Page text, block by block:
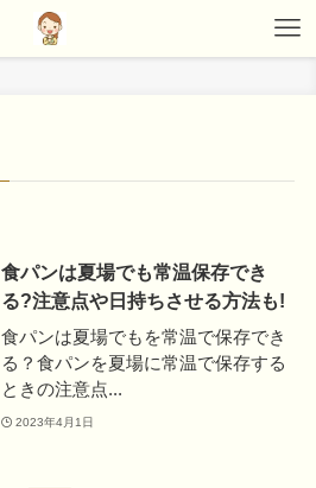
食パンは夏場でも常温保存でき
る?注意点や日持ちさせる方法も!
食パンは夏場でもを常温で保存でき
る？食パンを夏場に常温で保存する
ときの注意点...
2023年4月1日